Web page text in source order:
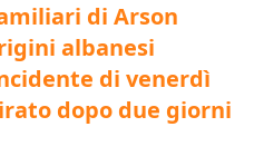
di Arson
albanesi
di venerdì
dopo due giorni